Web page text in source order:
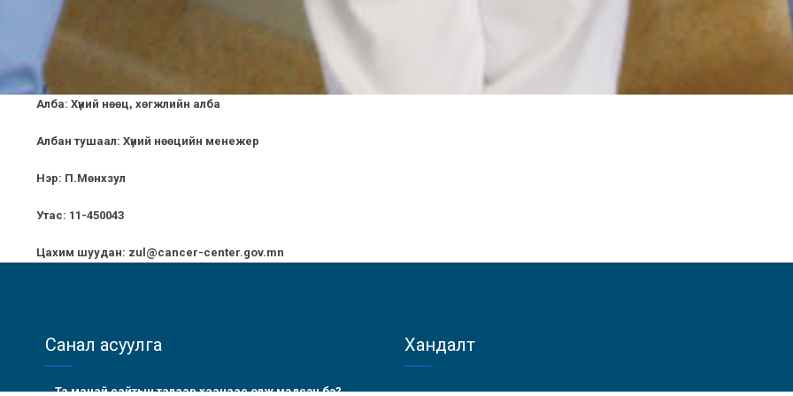
4
6
7
Алба: Хүний нөөц, хөгжлийн алба
Албан тушаал: Хүний нөөцийн менежер
Нэр: П.Мөнхзул
Утас: 11-450043
Цахим шуудан: zul@cancer-center.gov.mn
Санал асуулга
Та манай сайтын талаар хаанаас олж мэдсэн бэ?
Хандалт